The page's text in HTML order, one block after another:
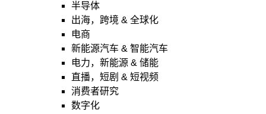
半导体
出海，跨境 & 全球化
电商
新能源汽车 & 智能汽车
电力，新能源 & 储能
直播，短剧 & 短视频
消费者研究
数字化